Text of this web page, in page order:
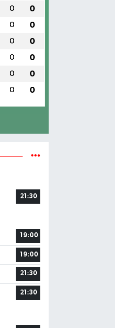
0 0
0 0
0 0
0 0
0 0
0 0
21:30
19:00
19:00
21:30
21:30